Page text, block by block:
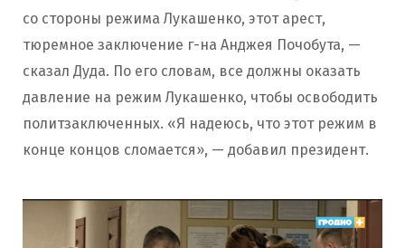
со стороны режима Лукашенко, этот арест,
тюремное заключение г-на Анджея Почобута, —
сказал Дуда. По его словам, все должны оказать
давление на режим Лукашенко, чтобы освободить
политзаключенных. «Я надеюсь, что этот режим в
конце концов сломается», — добавил президент.